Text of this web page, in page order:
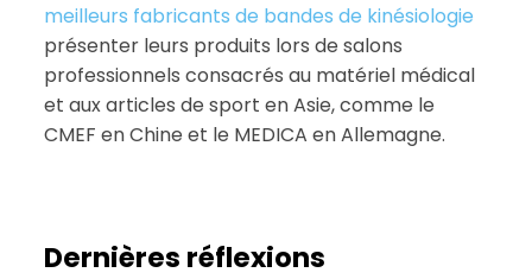
meilleurs fabricants de bandes de kinésiologie
présenter leurs produits lors de salons
professionnels consacrés au matériel médical
et aux articles de sport en Asie, comme le
CMEF en Chine et le MEDICA en Allemagne.
Dernières réflexions